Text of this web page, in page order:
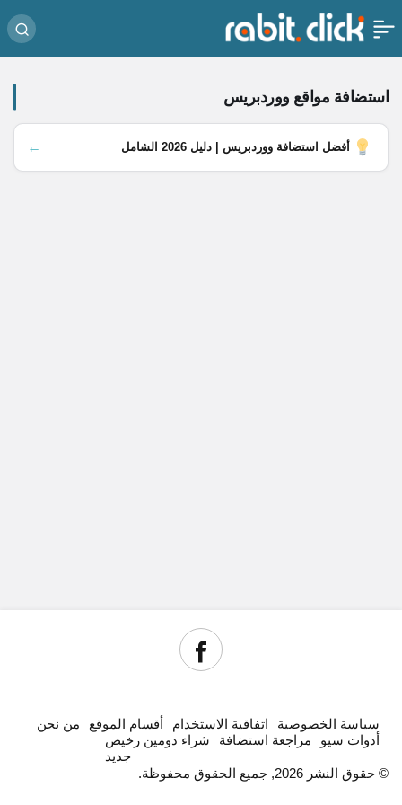
استضافة مواقع ووردبريس
أفضل استضافة ووردبريس | دليل 2026 الشامل ←
سياسة الخصوصية اتفاقية الاستخدام أقسام الموقع
من نحن
أدوات سيو
مراجعة استضافة
شراء دومين رخيص
جديد
© حقوق النشر 2026, جميع الحقوق محفوظة.